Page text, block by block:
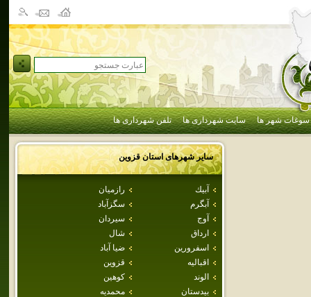
سوغات شهر ها سایت شهرداری ها تلفن شهرداری ها
سایر شهرهای استانقزوين
آبيك
رازميان
آبگرم
سگزآباد
آوج
سيردان
ارداق
شال
اسفرورين
ضيا آباد
اقباليه
قزوين
الوند
كوهين
بيدستان
محمديه